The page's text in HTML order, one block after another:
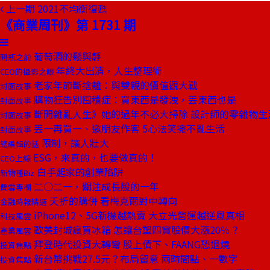
上一期 2021不均衡復甦
《商業周刊》第 1731 期
開瓶之前 葡萄酒的鬆與靜
CEO的攝影之眼 年終大出清，人生整理術
封面故事 老家年節斷捨離：與雙親的價值觀大戰
封面故事 購物狂告別囤積症：買東西是發洩，丟東西也是
封面故事 斷開雜亂人生》她的過年不必大掃除 設計師的零雜物
封面故事 丟一再買一、邀朋友作客 5心法笑擁不亂生活
總編輯的話 限制，讓人壯大
CEO上線 ESG，來真的，也要做真的！
新物種Biz 白手起家的創業陷阱
費雪專欄 二○二一，關注成長股的一年
金融時報精選 夭折的購併 看梅克爾對中轉向
科技風雲 iPhone12、5G新機越熱賣 大立光營運越逆風真相
產業風雲 歐美封城瘋買冰箱 怎讓台塑四寶股價大漲20％？
投資焦點 拜登時代投資大轉彎 股上債下、FAANG恐退燒
投資焦點 新台幣挑戰27.5元？布局留意 兩時間點、一數字